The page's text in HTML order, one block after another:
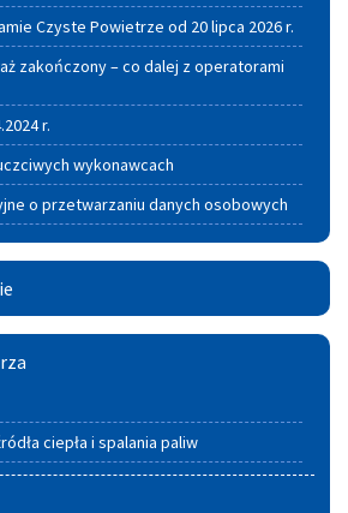
Czyste Powietrze od 20 lipca 2026 r.
zakończony – co dalej z operatorami
r.
wykonawcach
o przetwarzaniu danych osobowych
ciepła i spalania paliw